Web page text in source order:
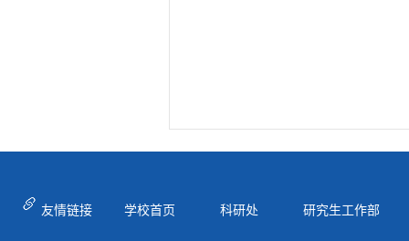
友情链接 学校首页 科研处 研究生工作部